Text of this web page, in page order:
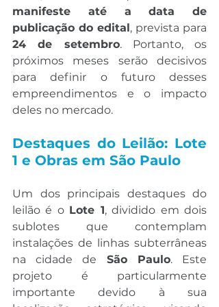
manifeste até a data de
publicação do edital
24 de setembro. Portanto, os
próximos meses serão decisivos
para definir o futuro desses
empreendimentos e o impacto
deles no mercado.
Destaques do Leilão: Lote
1 e Obras em São Paulo
Um dos principais destaques do
leilão é o Lote 1, dividido em dois
sublotes que contemplam
instalações de linhas subterrâneas
na cidade de São Paulo. Este
projeto é particularmente
importante devido à sua